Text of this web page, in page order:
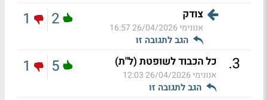
צודק
אנונימי26/04/2026 16:57
הגב לתגובה זו
2
1
3
. כל הכבוד לשופטת (ל"ת)
אנונימי26/04/2026 12:03
הגב לתגובה זו
5
1